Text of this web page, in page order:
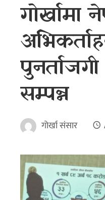
गोर्खामा
सम्पन्न
गोर्खा संसार